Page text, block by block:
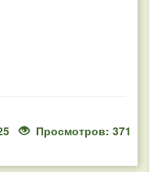
Просмотров: 371